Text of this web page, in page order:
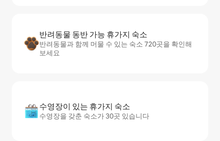
반려동물 동반 가능 휴가지 숙소
반려동물과 함께 머물 수 있는 숙소 720곳을 확인해
보세요
수영장이 있는 휴가지 숙소
수영장을 갖춘 숙소가 30곳 있습니다